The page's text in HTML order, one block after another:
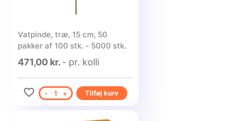
Vatpinde, træ, 15 cm, 50
pakker af 100 stk. - 5000 stk.
471,00 kr. - pr. kolli
- 1 + Tilføj kurv